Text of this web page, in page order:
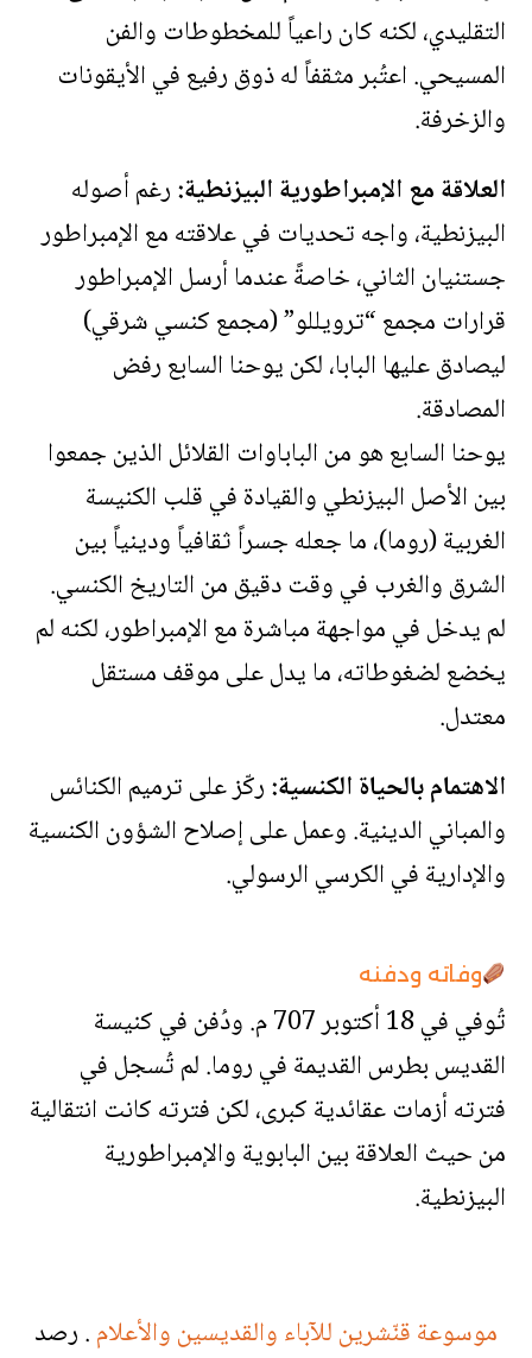
التقليدي، لكنه كان راعياً للمخطوطات والفن
المسيحي. اعتُبر مثقفاً له ذوق رفيع في الأيقونات
والزخرفة.
العلاقة مع الإمبراطورية البيزنطية:رغم أصوله
البيزنطية، واجه تحديات في علاقته مع الإمبراطور
جستنيان الثاني، خاصةً عندما أرسل الإمبراطور
قرارات مجمع “ترويللو” (مجمع كنسي شرقي)
ليصادق عليها البابا، لكن يوحنا السابع رفض
المصادقة.
يوحنا السابع هو من الباباوات القلائل الذين جمعوا
بين الأصل البيزنطي والقيادة في قلب الكنيسة
الغربية (روما)، ما جعله جسراً ثقافياً ودينياً بين
الشرق والغرب في وقت دقيق من التاريخ الكنسي.
لم يدخل في مواجهة مباشرة مع الإمبراطور، لكنه لم
يخضع لضغوطاته، ما يدل على موقف مستقل
معتدل.
الاهتمام بالحياة الكنسية:ركّز على ترميم الكنائس
والمباني الدينية. وعمل على إصلاح الشؤون الكنسية
والإدارية في الكرسي الرسولي.
وفاته ودفنه
تُوفي في 18 أكتوبر 707 م. ودُفن في كنيسة
القديس بطرس القديمة في روما. لم تُسجل في
فترته أزمات عقائدية كبرى، لكن فترته كانت انتقالية
من حيث العلاقة بين البابوية والإمبراطورية
البيزنطية.
موسوعة قنّشرين للآباء والقديسين والأعلام. رصد